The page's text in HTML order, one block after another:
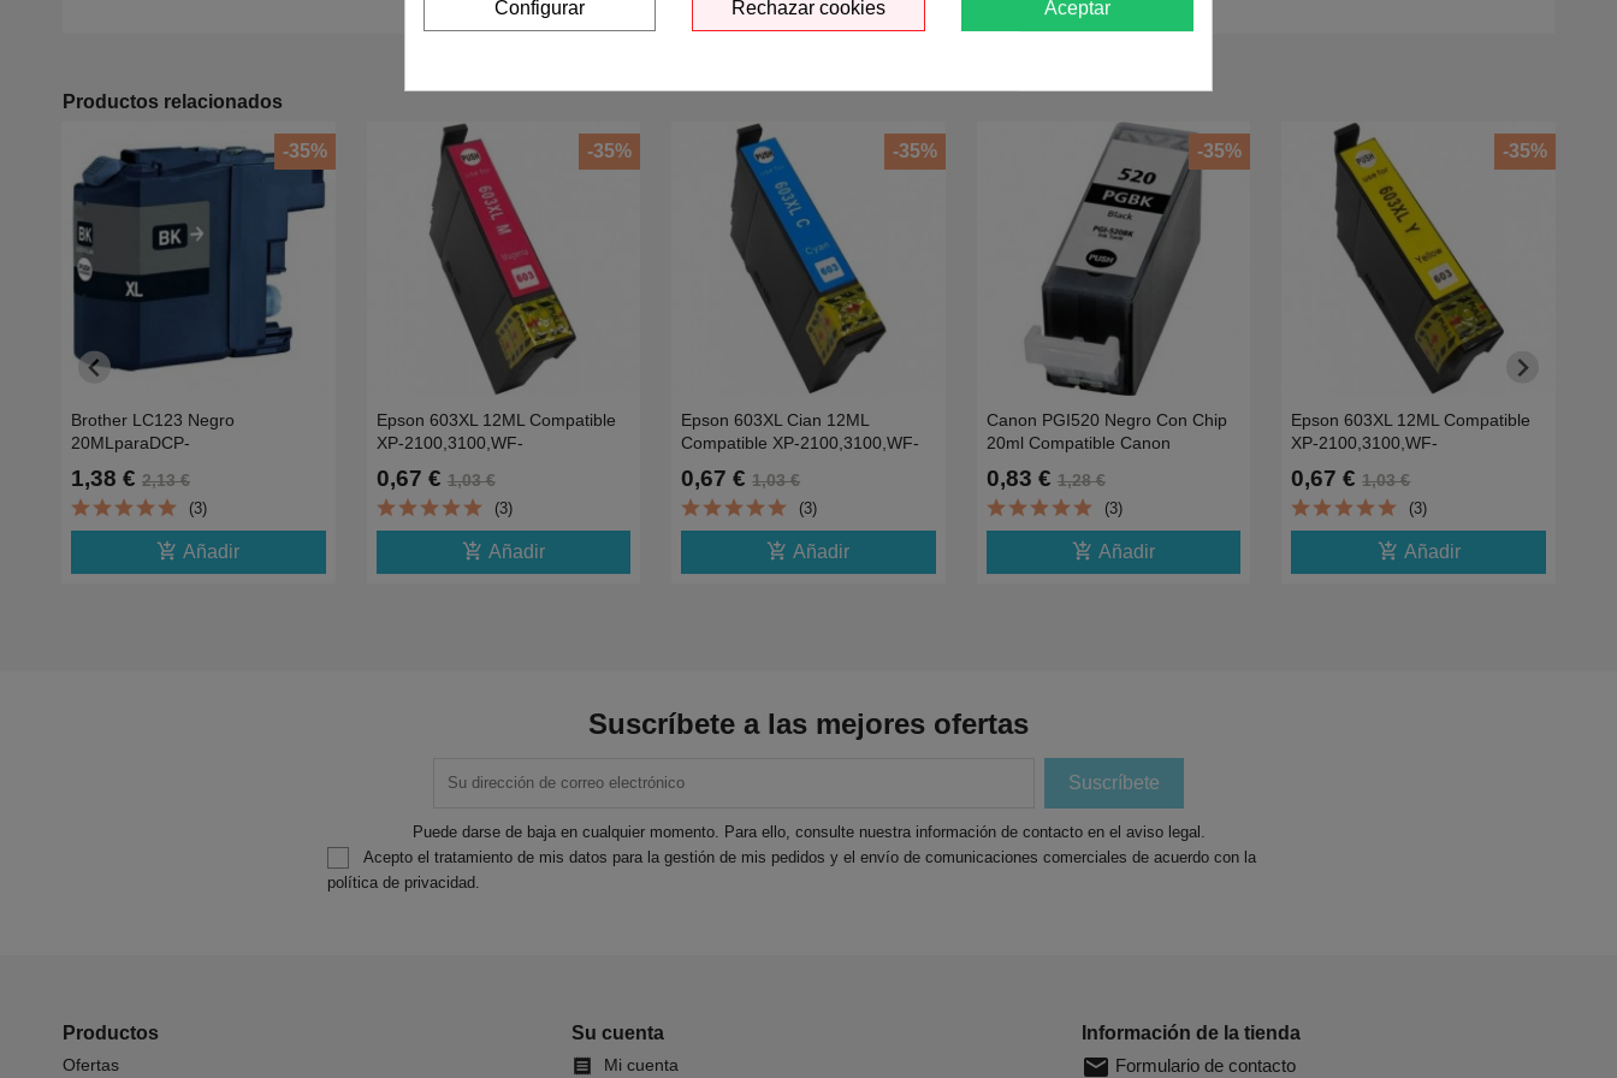
Productos relacionados
Brother LC123 Negro
20MLparaDCP-
J4410,J4510,J4610,J4710,J870DW
1,38 € 2,13 €
(3)
add_shopping_cart Añadir
-35%
Epson 603XL 12ML Compatible
XP-2100,3100,WF-
0.35KC13T03A34010
0,67 € 1,03 €
(3)
add_shopping_cart Añadir
-35%
Epson 603XL Cian 12ML
Compatible XP-2100,3100,WF-
0.35KC13T03A24010
0,67 € 1,03 €
(3)
add_shopping_cart Añadir
-35%
Canon PGI520 Negro Con Chip
20ml Compatible Canon
0,83 € 1,28 €
(3)
add_shopping_cart Añadir
-35%
Epson 603XL 12ML Compatible
XP-2100,3100,WF-
0.35KC13T03A44010
0,67 € 1,03 €
(3)
add_shopping_cart Añadir
-35%
Suscríbete a las mejores ofertas
Puede darse de baja en cualquier momento. Para ello, consulte nuestra información de contacto en el aviso legal.
Acepto el tratamiento de mis datos para la gestión de mis pedidos y el envío de comunicaciones comerciales de acuerdo con la
política de privacidad.
Productos
Ofertas
Su cuenta
 Mi cuenta
Información de la tienda
email Formulario de contacto
Aceptar
Rechazar cookies
Configurar